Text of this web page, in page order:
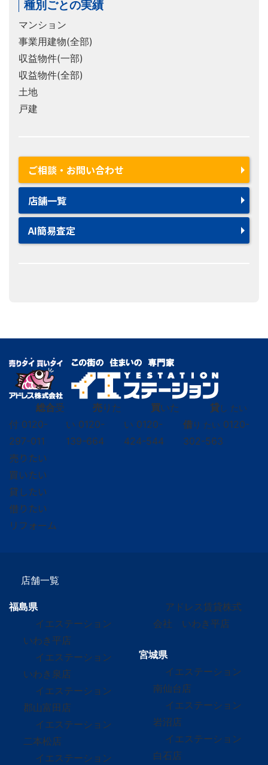
種別ごとの実績
マンション
事業用建物(全部)
収益物件(一部)
収益物件(全部)
土地
戸建
ご相談・お問い合わせ
店舗一覧
AI簡易査定
総合受
付 0120-
297-011
売りた
い 0120-
139-664
買いた
い 0120-
424-544
貸し たい
借り たい 0120-
302-563
売りたい
買いたい
貸したい
借りたい
リフォーム
店舗一覧
福島県
イエステーション
いわき平店
イエステーション
いわき泉店
イエステーション
郡山富田店
イエステーション
二本松店
イエステーション
アドレス賃貸株式
会社 いわき平店
宮城県
イエステーション
南仙台店
イエステーション
岩沼店
イエステーション
白石店